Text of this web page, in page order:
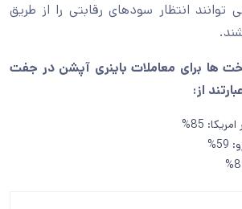
انتظار سودهای رقابتی را از طریق
ها برای معاملات باینری آپشن در جفت
از:
85%